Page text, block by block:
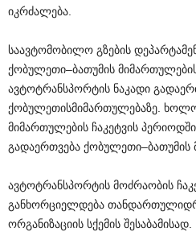
იკრძალება.
საავტომობილო გზების
ქობულეთი–ბათუმის
ავტოტრანსპორტის ნაკადი
ქობულეთისმიმართულებაზე.
მიმართულების ჩაკეტვის პერიოდში
გადაერთვება ქობულეთი–ბათუმის
ავტოტრანსპორტის მოძრაობის
განხორციელდება თანდართული
ორგანიზაციის სქემის შესაბამისად.